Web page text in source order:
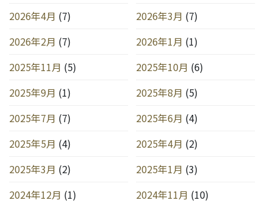
2026年4月 (7) 2026年3月 (7)
2026年2月 (7) 2026年1月 (1)
2025年11月 (5) 2025年10月 (6)
2025年9月 (1) 2025年8月 (5)
2025年7月 (7) 2025年6月 (4)
2025年5月 (4) 2025年4月 (2)
2025年3月 (2) 2025年1月 (3)
2024年12月 (1) 2024年11月 (10)